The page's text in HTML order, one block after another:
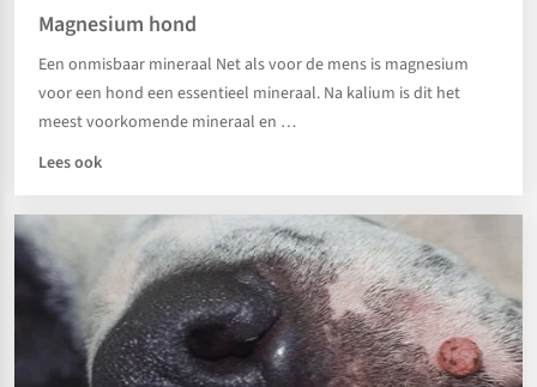
Magnesium hond
Een onmisbaar mineraal Net als voor de mens is magnesium
voor een hond een essentieel mineraal. Na kalium is dit het
meest voorkomende mineraal en …
Lees ook